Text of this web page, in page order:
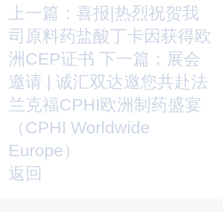
上一篇：喜报|热烈祝贺我
司原料药盐酸丁卡因获得欧
洲CEP证书 下一篇：展会
邀请 | 诚汇双达邀您共赴法
兰克福CPHI欧洲制药盛宴
（CPHI Worldwide
Europe）
返回